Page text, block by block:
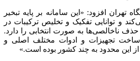
تهران افزود: «این سامانه بر پایه تبخیر
و توانایی تفکیک و تخلیص ترکیبات در
ناخالصی‌ها به صورت انتخابی را دارد.
تجهیزات و ادوات مختلف اصلی و
از این محدود به چند کشور بوده است.»